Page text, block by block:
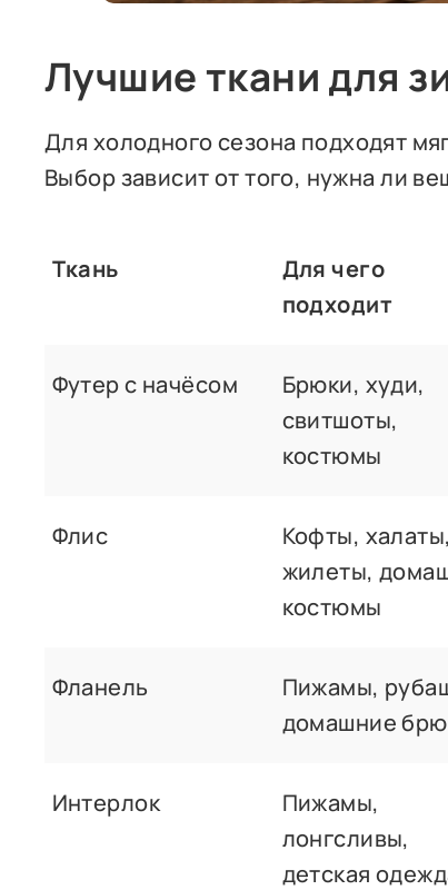
Лучшие ткани для
Для холодного сезона подходят
Выбор зависит от того, нужна ли
Ткань
Для чего
подходит
Футер с начёсом
Брюки, худи,
свитшоты,
костюмы
Флис
Кофты, халаты,
жилеты,
костюмы
Фланель
Пижамы,
домашние
Интерлок
Пижамы,
лонгсливы,
детская